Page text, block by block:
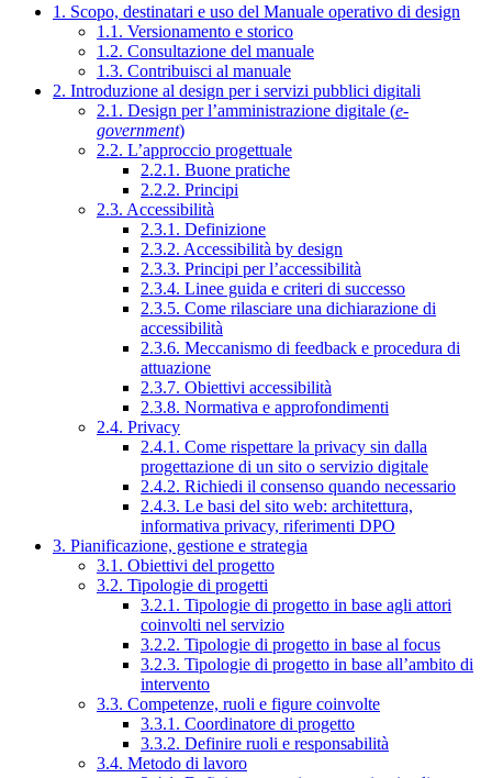
1. Scopo, destinatari e uso del Manuale operativo di design
1.1. Versionamento e storico
1.2. Consultazione del manuale
1.3. Contribuisci al manuale
2. Introduzione al design per i servizi pubblici digitali
2.1. Design per l’amministrazione digitale (e-
government)
2.2. L’approccio progettuale
2.2.1. Buone pratiche
2.2.2. Principi
2.3. Accessibilità
2.3.1. Definizione
2.3.2. Accessibilità by design
2.3.3. Principi per l’accessibilità
2.3.4. Linee guida e criteri di successo
2.3.5. Come rilasciare una dichiarazione di
accessibilità
2.3.6. Meccanismo di feedback e procedura di
attuazione
2.3.7. Obiettivi accessibilità
2.3.8. Normativa e approfondimenti
2.4. Privacy
2.4.1. Come rispettare la privacy sin dalla
progettazione di un sito o servizio digitale
2.4.2. Richiedi il consenso quando necessario
2.4.3. Le basi del sito web: architettura,
informativa privacy, riferimenti DPO
3. Pianificazione, gestione e strategia
3.1. Obiettivi del progetto
3.2. Tipologie di progetti
3.2.1. Tipologie di progetto in base agli attori
coinvolti nel servizio
3.2.2. Tipologie di progetto in base al focus
3.2.3. Tipologie di progetto in base all’ambito di
intervento
3.3. Competenze, ruoli e figure coinvolte
3.3.1. Coordinatore di progetto
3.3.2. Definire ruoli e responsabilità
3.4. Metodo di lavoro